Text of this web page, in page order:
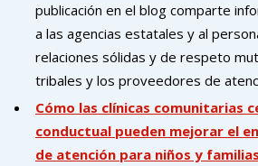
publicación en el blog comparte
a las agencias estatales y al
relaciones sólidas y de respeto
tribales y los proveedores de
Cómo las clínicas comunitarias
conductual pueden mejorar el
de atención para niños y familias